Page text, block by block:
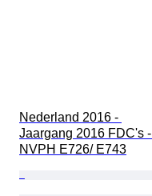
Nederland 2016 -
Jaargang 2016 FDC's -
NVPH E726/ E743